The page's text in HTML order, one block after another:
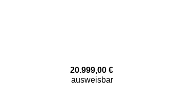
20.999,00 €
ausweisbar